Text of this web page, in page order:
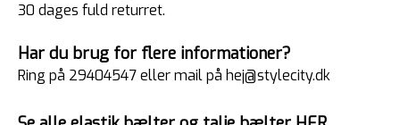
30 dages fuld returret.
Har du brug for flere informationer?
Ring på 29404547 eller mail på hej@stylecity.dk